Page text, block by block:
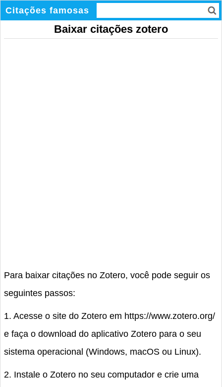
Citações famosas
Baixar citações zotero
Para baixar citações no Zotero, você pode seguir os
seguintes passos:
1. Acesse o site do Zotero em https://www.zotero.org/
e faça o download do aplicativo Zotero para o seu
sistema operacional (Windows, macOS ou Linux).
2. Instale o Zotero no seu computador e crie uma